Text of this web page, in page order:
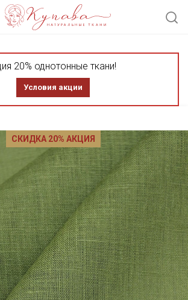
20% однотонные ткани!
Условия акции
СКИДКА 20% АКЦИЯ